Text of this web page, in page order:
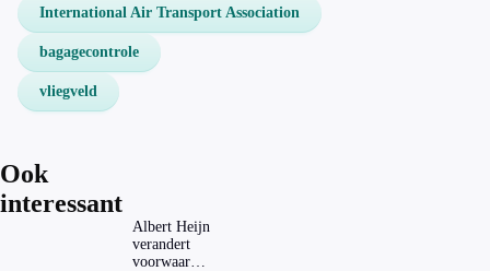
International Air Transport Association
bagagecontrole
vliegveld
Ook
interessant
Albert Heijn
verandert
voorwaarden